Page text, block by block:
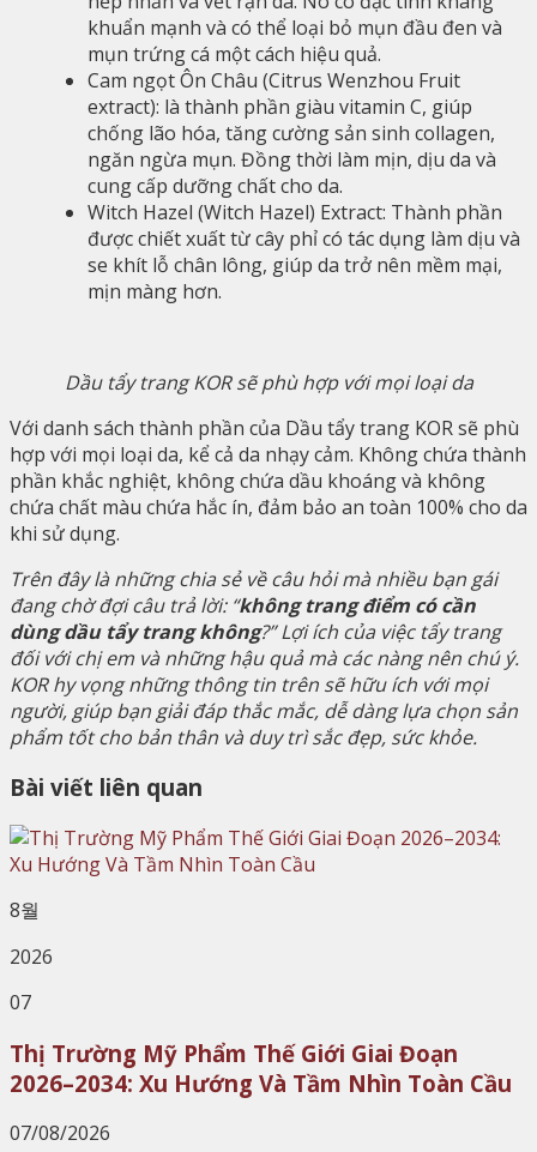
khuẩn mạnh và có thể loại bỏ mụn đầu đen và
mụn trứng cá một cách hiệu quả.
Cam ngọt Ôn Châu (Citrus Wenzhou Fruit
extract): là thành phần giàu vitamin C, giúp
chống lão hóa, tăng cường sản sinh collagen,
ngăn ngừa mụn. Đồng thời làm mịn, dịu da và
cung cấp dưỡng chất cho da.
Witch Hazel (Witch Hazel) Extract: Thành phần
được chiết xuất từ ​​cây phỉ có tác dụng làm dịu và
se khít lỗ chân lông, giúp da trở nên mềm mại,
mịn màng hơn.
Dầu tẩy trang KOR sẽ phù hợp với mọi loại da
Với danh sách thành phần của Dầu tẩy trang KOR sẽ phù
hợp với mọi loại da, kể cả da nhạy cảm. Không chứa thành
phần khắc nghiệt, không chứa dầu khoáng và không
chứa chất màu chứa hắc ín, đảm bảo an toàn 100% cho da
khi sử dụng.
Trên đây là những chia sẻ về câu hỏi mà nhiều bạn gái
đang chờ đợi câu trả lời: “không trang điểm có cần
dùng dầu tẩy trang không?” Lợi ích của việc tẩy trang
đối với chị em và những hậu quả mà các nàng nên chú ý.
KOR hy vọng những thông tin trên sẽ hữu ích với mọi
người, giúp bạn giải đáp thắc mắc, dễ dàng lựa chọn sản
phẩm tốt cho bản thân và duy trì sắc đẹp, sức khỏe.
Bài viết liên quan
8월
2026
07
Thị Trường Mỹ Phẩm Thế Giới Giai Đoạn
2026–2034: Xu Hướng Và Tầm Nhìn Toàn Cầu
07/08/2026